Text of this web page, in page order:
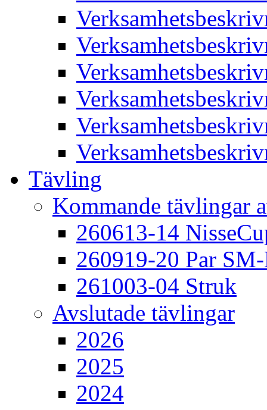
Tävling
Kommande tävlingar
260613-14
260919-20 Par
261003-04 Struk
Avslutade tävlingar
2026
2025
2024